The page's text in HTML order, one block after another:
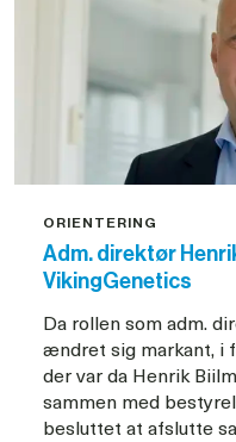
ORIENTERING
Adm. direktør
VikingGenetics
Da rollen som adm.
ændret sig markant, i
der var da Henrik
sammen med
besluttet at afslutte